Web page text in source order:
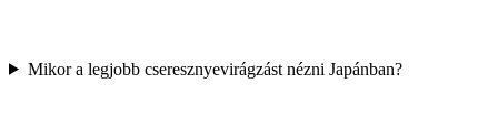
Mikor a legjobb cseresznyevirágzást nézni Japánban?